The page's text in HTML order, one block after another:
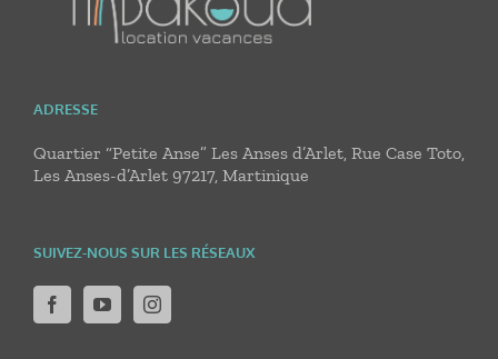
ADRESSE
Quartier “Petite Anse” Les Anses d’Arlet, Rue Case Toto,
Les Anses-d’Arlet 97217, Martinique
SUIVEZ-NOUS SUR LES RÉSEAUX